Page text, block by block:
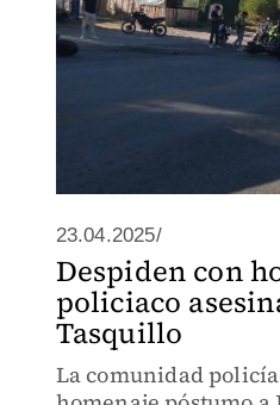
23.04.2025/
Despiden con
policiaco
Tasquillo
La comunidad